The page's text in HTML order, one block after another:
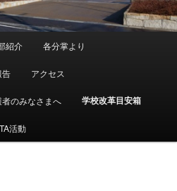
紹介 各分掌より
告 アクセス
のみなさまへ 学校改革目安箱
活動